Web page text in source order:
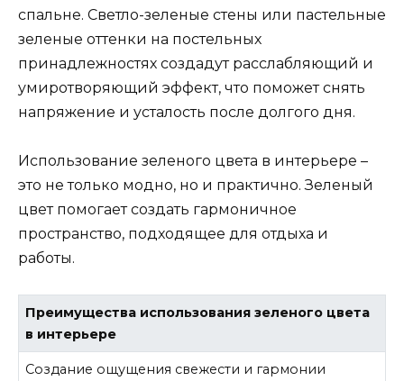
спальне. Светло-зеленые стены или пастельные
зеленые оттенки на постельных
принадлежностях создадут расслабляющий и
умиротворяющий эффект, что поможет снять
напряжение и усталость после долгого дня.
Использование зеленого цвета в интерьере –
это не только модно, но и практично. Зеленый
цвет помогает создать гармоничное
пространство, подходящее для отдыха и
работы.
Преимущества использования зеленого цвета
в интерьере
Создание ощущения свежести и гармонии